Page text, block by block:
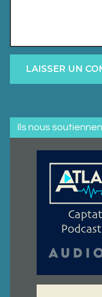
Ils nous